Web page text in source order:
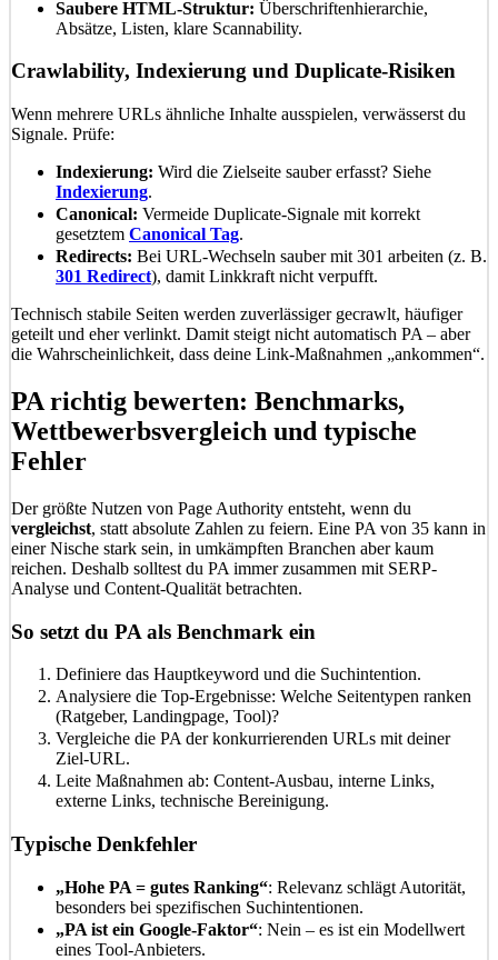
Saubere HTML-Struktur: Überschriftenhierarchie,
Absätze, Listen, klare Scannability.
Crawlability, Indexierung und Duplicate-Risiken
Wenn mehrere URLs ähnliche Inhalte ausspielen, verwässerst du
Signale. Prüfe:
Indexierung: Wird die Zielseite sauber erfasst? Siehe
Indexierung.
Canonical: Vermeide Duplicate-Signale mit korrekt
gesetztem Canonical Tag.
Redirects: Bei URL-Wechseln sauber mit 301 arbeiten (z. B.
301 Redirect), damit Linkkraft nicht verpufft.
Technisch stabile Seiten werden zuverlässiger gecrawlt, häufiger
geteilt und eher verlinkt. Damit steigt nicht automatisch PA – aber
die Wahrscheinlichkeit, dass deine Link-Maßnahmen „ankommen“.
PA richtig bewerten: Benchmarks,
Wettbewerbsvergleich und typische
Fehler
Der größte Nutzen von Page Authority entsteht, wenn du
vergleichst, statt absolute Zahlen zu feiern. Eine PA von 35 kann in
einer Nische stark sein, in umkämpften Branchen aber kaum
reichen. Deshalb solltest du PA immer zusammen mit SERP-
Analyse und Content-Qualität betrachten.
So setzt du PA als Benchmark ein
Definiere das Hauptkeyword und die Suchintention.
Analysiere die Top-Ergebnisse: Welche Seitentypen ranken
(Ratgeber, Landingpage, Tool)?
Vergleiche die PA der konkurrierenden URLs mit deiner
Ziel-URL.
Leite Maßnahmen ab: Content-Ausbau, interne Links,
externe Links, technische Bereinigung.
Typische Denkfehler
„Hohe PA = gutes Ranking“: Relevanz schlägt Autorität,
besonders bei spezifischen Suchintentionen.
„PA ist ein Google-Faktor“: Nein – es ist ein Modellwert
eines Tool-Anbieters.